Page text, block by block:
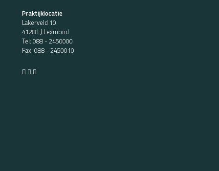
Praktijklocatie
Lakerveld 10
4128 LJ Lexmond
Tel: 088 - 2450000
Fax: 088 - 2450010